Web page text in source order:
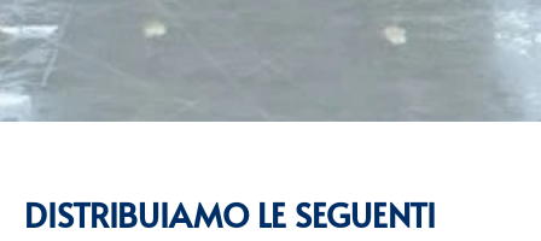
DISTRIBUIAMO LE SEGUENTI